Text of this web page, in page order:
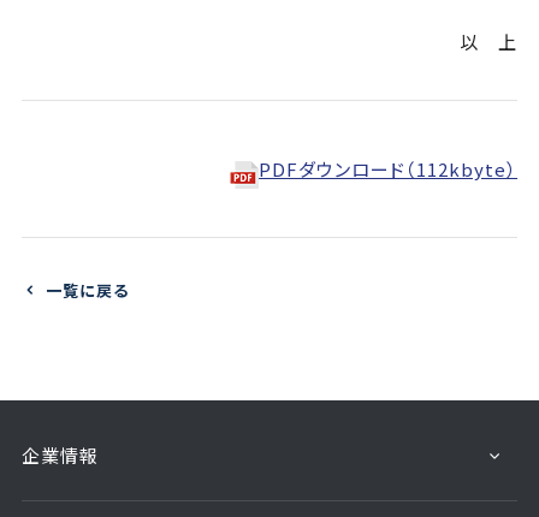
以 上
PDFダウンロード（112kbyte）
一覧に戻る
企業情報